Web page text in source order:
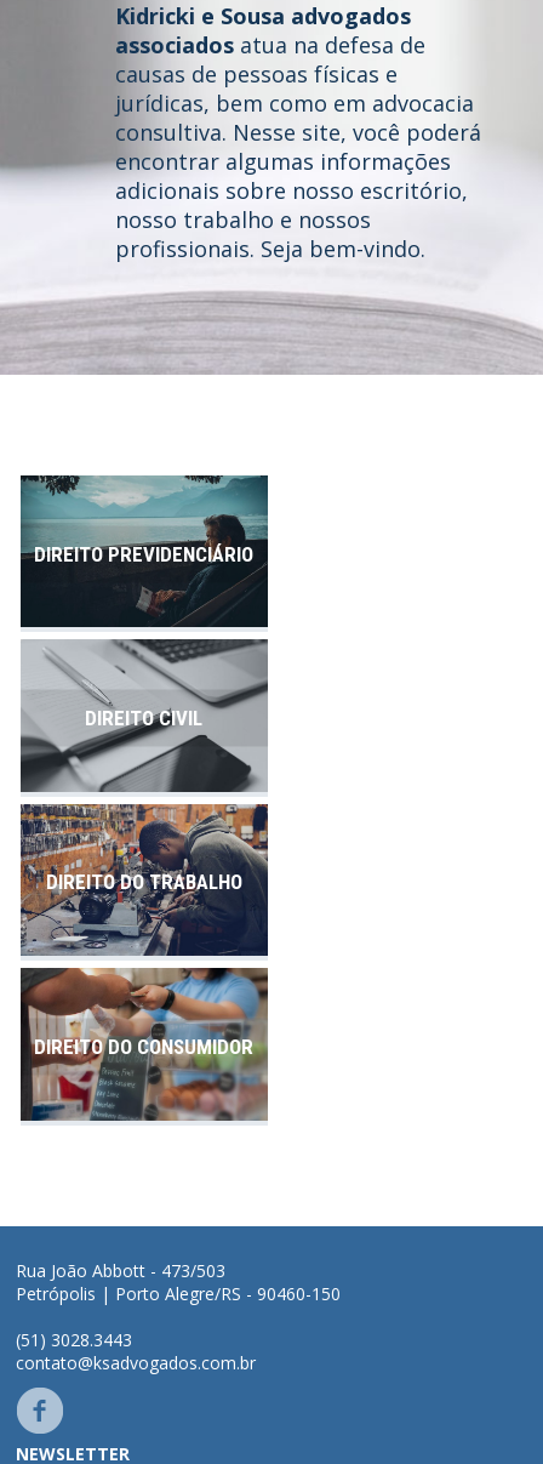
Home
Quem somos
Áreas de Atuação
Profissionais
Contato
Kidricki e Sousa advogados
associadosatua na defesa de
causas de pessoas físicas e
jurídicas, bem como em advocacia
consultiva. Nesse site, você poderá
encontrar algumas informações
adicionais sobre nosso escritório,
nosso trabalho e nossos
profissionais. Seja bem-vindo.
DIREITO PREVIDENCIÁRIO
DIREITO CIVIL
DIREITO DO TRABALHO
DIREITO DO CONSUMIDOR
Rua João Abbott - 473/503
Petrópolis | Porto Alegre/RS - 90460-150
(51) 3028.3443
contato@ksadvogados.com.br
NEWSLETTER